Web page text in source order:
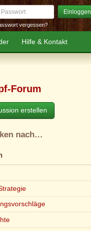
Einloggen
vergessen?
Hilfe & Kontakt
Forum
erstellen
nach…